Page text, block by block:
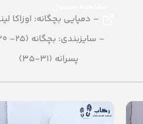
– دمپایی بچگانه: اوزاکا
– سایزبندی: بچگانه (25– 30)
پسرانه (31-35)
– رنگبندی در کارتن: الوان
– جنس: Airblowing